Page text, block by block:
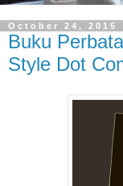
October 24, 2015
Buku
Style Dot